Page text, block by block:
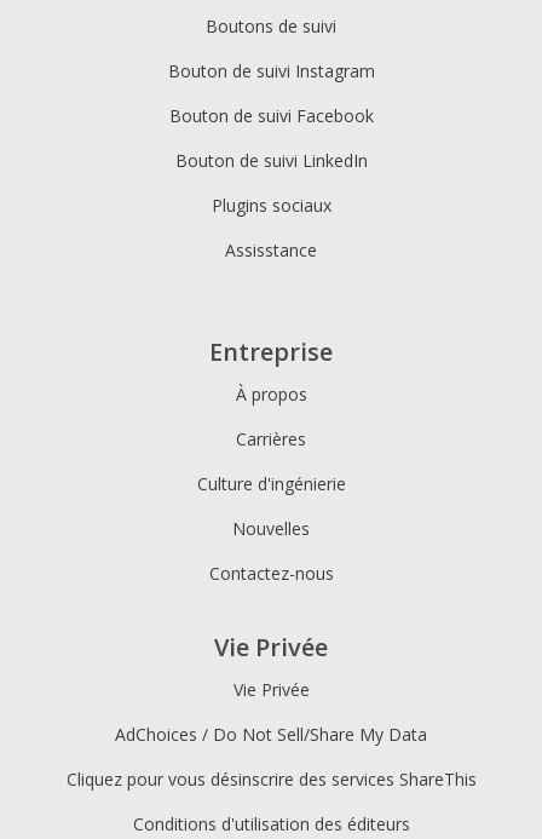
Boutons de suivi
Bouton de suivi Instagram
Bouton de suivi Facebook
Bouton de suivi LinkedIn
Plugins sociaux
Assisstance
Entreprise
À propos
Carrières
Culture d'ingénierie
Nouvelles
Contactez-nous
Vie Privée
Vie Privée
AdChoices / Do Not Sell/Share My Data
Cliquez pour vous désinscrire des services ShareThis
Conditions d'utilisation des éditeurs